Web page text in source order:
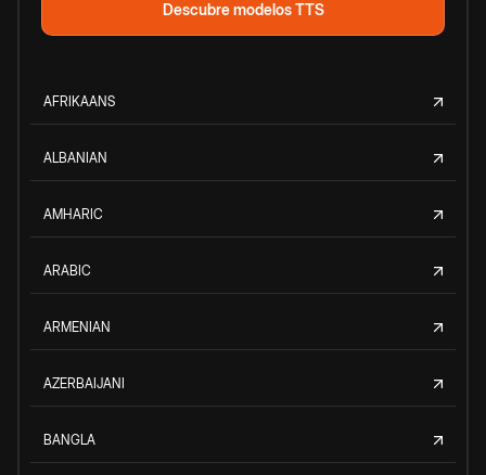
Descubre modelos TTS
AFRIKAANS
ALBANIAN
AMHARIC
ARABIC
ARMENIAN
AZERBAIJANI
BANGLA